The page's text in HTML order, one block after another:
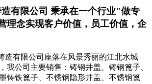
有限公司 秉承在一个行业"做专
理念实现客户价值，员工价值，企
有限公司座落在风景秀丽的江北水城
公司主要销售：铸钢井盖、铸钢篦子、
铸铁篦子、不锈钢隐形井盖、不锈钢篦